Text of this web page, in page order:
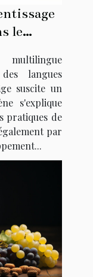
le
langues
suscite un
s'explique
pratiques de
par